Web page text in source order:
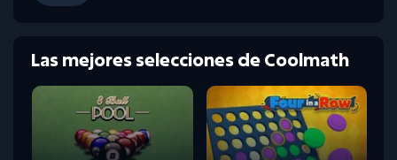
Las mejores selecciones de Coolmath